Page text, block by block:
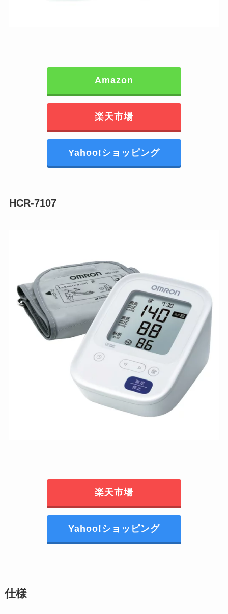
Amazon
楽天市場
Yahoo!ショッピング
HCR-7107
楽天市場
Yahoo!ショッピング
仕様